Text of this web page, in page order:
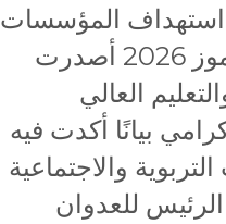
المؤسسات
التعليمية 29 تموز 2026 أصدرت
العالي
بيانًا أكدت فيه
والاجتماعية
للعدوان